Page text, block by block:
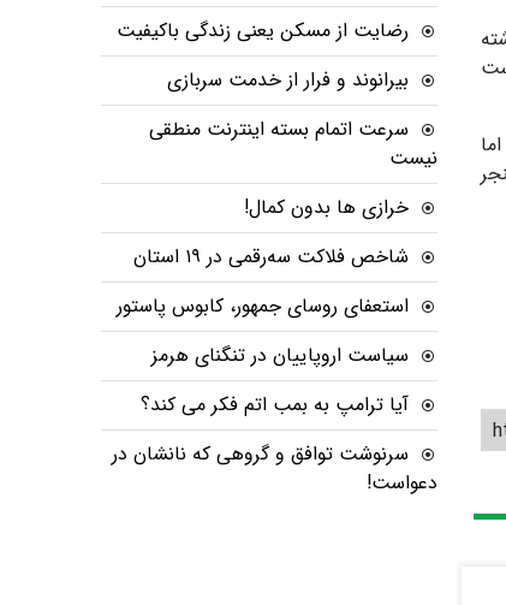
رضایت از مسکن یعنی زندگی باکیفیت
بیرانوند و فرار از خدمت سربازی
سرعت اتمام بسته‌ اینترنت منطقی
نیست
خرازی ها بدون کمال!
شاخص فلاکت سه‌رقمی در ۱۹ استان
استعفای روسای جمهور، کابوس پاستور
سیاست اروپاییان در تنگنای هرمز
آیا ترامپ به بمب اتم فکر می کند؟
سرنوشت توافق و گروهی که نانشان در
دعواست!